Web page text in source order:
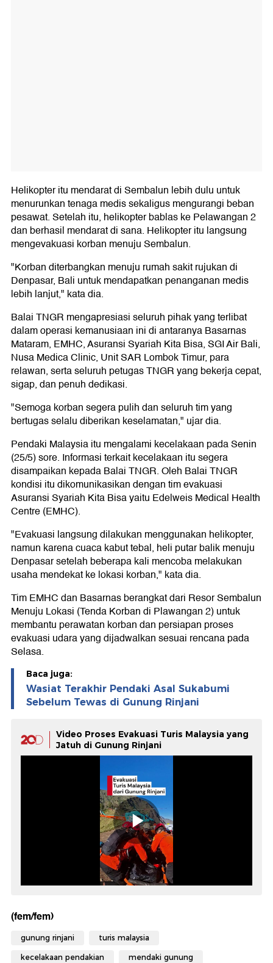
Helikopter itu mendarat di Sembalun lebih dulu untuk
menurunkan tenaga medis sekaligus mengurangi beban
pesawat. Setelah itu, helikopter bablas ke Pelawangan 2
dan berhasil mendarat di sana. Helikopter itu langsung
mengevakuasi korban menuju Sembalun.
"Korban diterbangkan menuju rumah sakit rujukan di
Denpasar, Bali untuk mendapatkan penanganan medis
lebih lanjut," kata dia.
Balai TNGR mengapresiasi seluruh pihak yang terlibat
dalam operasi kemanusiaan ini di antaranya Basarnas
Mataram, EMHC, Asuransi Syariah Kita Bisa, SGI Air Bali,
Nusa Medica Clinic, Unit SAR Lombok Timur, para
relawan, serta seluruh petugas TNGR yang bekerja cepat,
sigap, dan penuh dedikasi.
"Semoga korban segera pulih dan seluruh tim yang
bertugas selalu diberikan keselamatan," ujar dia.
Pendaki Malaysia itu mengalami kecelakaan pada Senin
(25/5) sore. Informasi terkait kecelakaan itu segera
disampaikan kepada Balai TNGR. Oleh Balai TNGR
kondisi itu dikomunikasikan dengan tim evakuasi
Asuransi Syariah Kita Bisa yaitu Edelweis Medical Health
Centre (EMHC).
"Evakuasi langsung dilakukan menggunakan helikopter,
namun karena cuaca kabut tebal, heli putar balik menuju
Denpasar setelah beberapa kali mencoba melakukan
usaha mendekat ke lokasi korban," kata dia.
Tim EMHC dan Basarnas berangkat dari Resor Sembalun
Menuju Lokasi (Tenda Korban di Plawangan 2) untuk
membantu perawatan korban dan persiapan proses
evakuasi udara yang dijadwalkan sesuai rencana pada
Selasa.
Baca juga:
Wasiat Terakhir Pendaki Asal Sukabumi
Sebelum Tewas di Gunung Rinjani
Video Proses Evakuasi Turis Malaysia yang
Jatuh di Gunung Rinjani
(fem/fem)
gunung rinjani turis malaysia
kecelakaan pendakian mendaki gunung